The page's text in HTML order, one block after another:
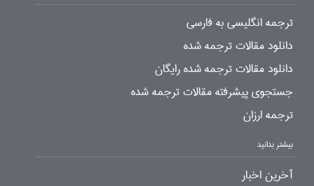
ترجمه انگلیسی به فارسی
دانلود مقالات ترجمه شده
دانلود مقالات ترجمه شده رایگان
جستجوی پیشرفته مقالات ترجمه شده
ترجمه ارزان
بیشتر بدانید
آخرین اخبار